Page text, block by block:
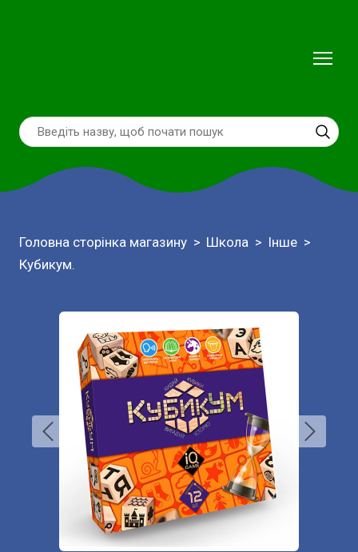
Головна сторінка магазину Школа
Інше
Кубикум.